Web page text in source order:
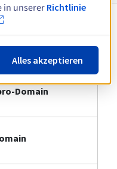
Domain
Domain
in unserer Richtlinie
Alles akzeptieren